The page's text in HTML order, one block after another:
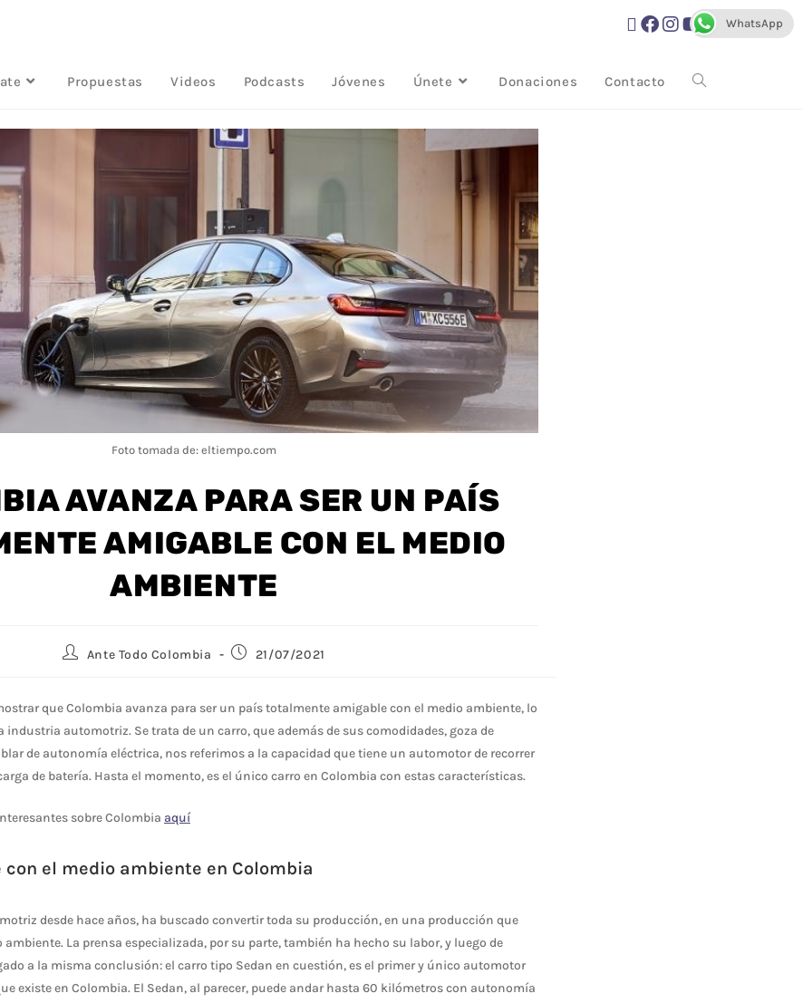
Propuestas Videos Podcasts Jóvenes Únete Donaciones Contacto
Foto tomada de: eltiempo.com
AVANZA PARA SER UN PAÍS
AMIGABLE CON EL MEDIO
AMBIENTE
Ante Todo Colombia 21/07/2021
que Colombia avanza para ser un país totalmente amigable con el medio ambiente, lo
industria automotriz. Se trata de un carro, que además de sus comodidades, goza de
de autonomía eléctrica, nos referimos a la capacidad que tiene un automotor de recorrer
de batería. Hasta el momento, es el único carro en Colombia con estas características.
sobre Colombia aquí
el medio ambiente en Colombia
desde hace años, ha buscado convertir toda su producción, en una producción que
ambiente. La prensa especializada, por su parte, también ha hecho su labor, y luego de
a la misma conclusión: el carro tipo Sedan en cuestión, es el primer y único automotor
existe en Colombia. El Sedan, al parecer, puede andar hasta 60 kilómetros con autonomía
WhatsApp